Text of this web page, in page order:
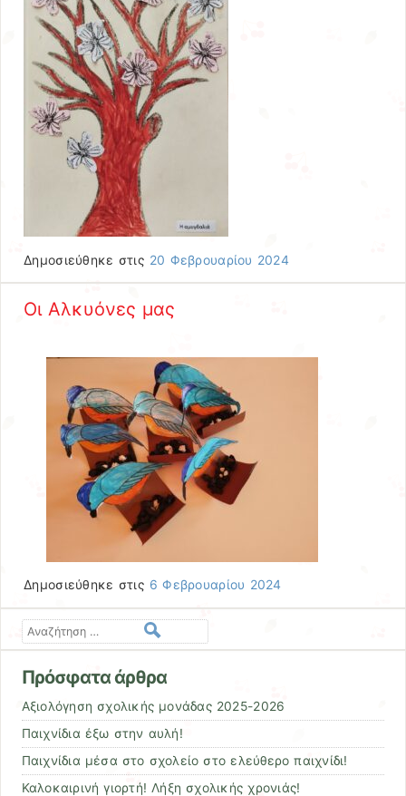
Δημοσιεύθηκε στις 20 Φεβρουαρίου 2024
Οι Αλκυόνες μας
Δημοσιεύθηκε στις 6 Φεβρουαρίου 2024
Αναζήτηση
Πρόσφατα άρθρα
Αξιολόγηση σχολικής μονάδας 2025-2026
Παιχνίδια έξω στην αυλή!
Παιχνίδια μέσα στο σχολείο στο ελεύθερο παιχνίδι!
Καλοκαιρινή γιορτή! Λήξη σχολικής χρονιάς!